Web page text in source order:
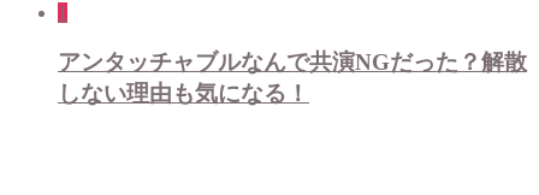
1
アンタッチャブルなんで共演NGだった？解散
しない理由も気になる！